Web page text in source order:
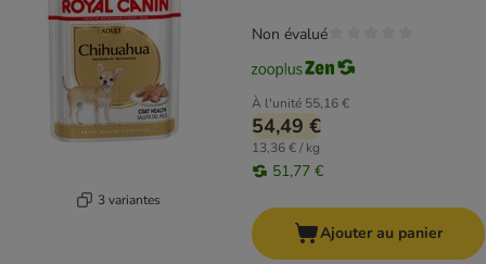
3 variantes
À l'unité 55,16 €
54,49 €
13,36 € / kg
51,77 €
Non évalué
Ajouter au panier